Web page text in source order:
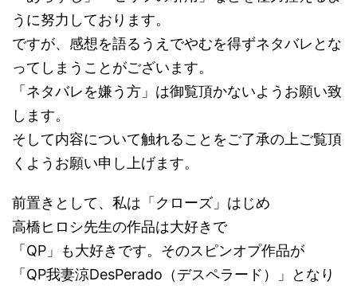
うに努力しております。
ですが、感想を語るうえでやむを得ずネタバレとな
ってしまうことがございます。
「ネタバレを嫌う方」は御覧頂かないようお願い致
します。
そして内容について触れることをご了承の上ご覧頂
くようお願い申し上げます。
前置きとして、私は「クローズ」はじめ
高橋ヒロシ先生の作品は大好きで
「QP」も大好きです。そのスピンオプ作品が
「QP我妻涼DesPerado（デスペラード）」となり